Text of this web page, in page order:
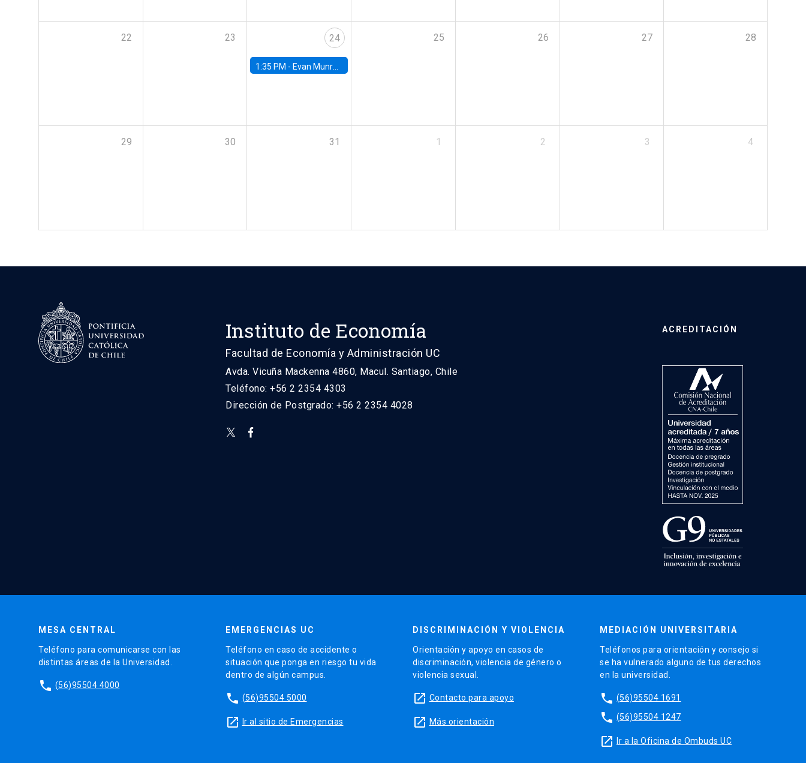
22 23 24
1:35 PM - Evan Munro, Neyman Visiting Assistant Professor in the Department of Statistics at UC Berkeley
25 26 27 28
29 30 31 1 2 3 4
Instituto de Economía
Facultad de Economía y Administración UC
Avda. Vicuña Mackenna 4860, Macul. Santiago, Chile
Teléfono: +56 2 2354 4303
Dirección de Postgrado: +56 2 2354 4028
ACREDITACIÓN
MESA CENTRAL
Teléfono para comunicarse con las
distintas áreas de la Universidad.
phone (56)95504 4000
EMERGENCIAS UC
Teléfono en caso de accidente o
situación que ponga en riesgo tu vida
dentro de algún campus.
phone (56)95504 5000
launch Ir al sitio de Emergencias
DISCRIMINACIÓN Y VIOLENCIA
Orientación y apoyo en casos de
discriminación, violencia de género o
violencia sexual.
launch Contacto para apoyo
launch Más orientación
MEDIACIÓN UNIVERSITARIA
Teléfonos para orientación y consejo si
se ha vulnerado alguno de tus derechos
en la universidad.
phone (56)95504 1691
phone (56)95504 1247
launch Ir a la Oficina de Ombuds UC